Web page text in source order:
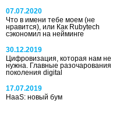
07.07.2020
Что в имени тебе моем (не
нравится), или Как Rubytech
сэкономил на нейминге
30.12.2019
Цифровизация, которая нам не
нужна. Главные разочарования
поколения digital
17.07.2019
HaaS: новый бум